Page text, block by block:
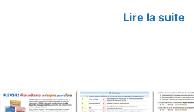
Lire la suite